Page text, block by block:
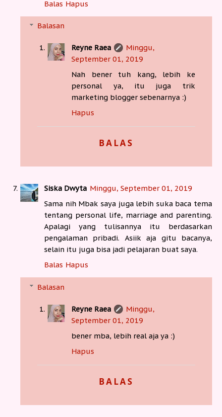
Balas Hapus
Balasan
Reyne Raea
Minggu,
September 01, 2019
Nah bener tuh kang, lebih ke
personal ya, itu juga trik
marketing blogger sebenarnya :)
Hapus
BALAS
Siska Dwyta Minggu, September 01, 2019
Sama nih Mbak saya juga lebih suka baca tema
tentang personal life, marriage and parenting.
Apalagi yang tulisannya itu berdasarkan
pengalaman pribadi. Asiik aja gitu bacanya,
selain itu juga bisa jadi pelajaran buat saya.
Balas Hapus
Balasan
Reyne Raea
Minggu,
September 01, 2019
bener mba, lebih real aja ya :)
Hapus
BALAS